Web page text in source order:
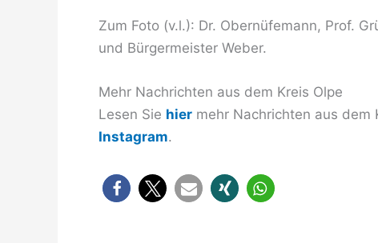
Zum Foto (v.l.): Dr. Obernüfemann, Prof.
und Bürgermeister Weber.
Mehr Nachrichten aus dem Kreis Olpe
Lesen Sie hier mehr Nachrichten aus dem
Instagram.